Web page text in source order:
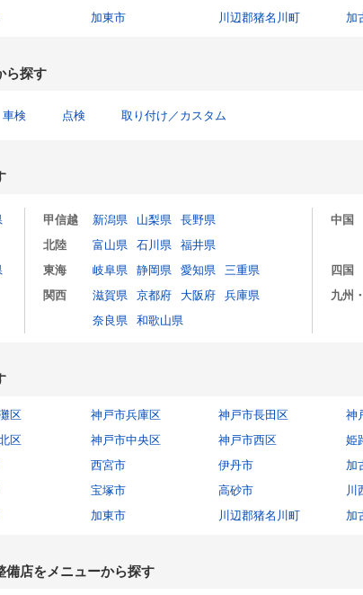
加東市 川辺郡猪名川町 加
ら探す
車検 点検 取り付け／カスタム
甲信越 新潟県 山梨県
長野県
北陸
富山県 石川県
福井県
東海
岐阜県 静岡県 愛知県
三重県
関西
滋賀県 京都府 大阪府
兵庫県
奈良県
和歌山県
中国
四国
九州
区 神戸市兵庫区 神戸市長田区
神
区 神戸市中央区 神戸市西区
姫
西宮市 伊丹市
加
宝塚市 高砂市
川
加東市 川辺郡猪名川町 加
備店をメニューから探す